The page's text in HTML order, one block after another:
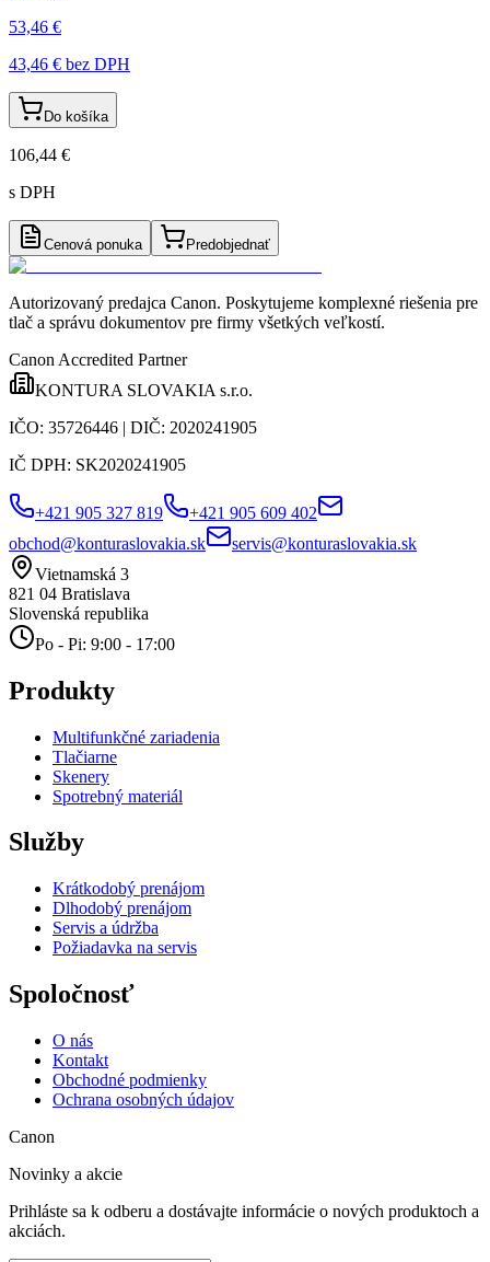
53,46 €
43,46 € bez DPH
Do košíka
106,44 €
s DPH
Cenová ponuka Predobjednať
Autorizovaný predajca Canon. Poskytujeme komplexné riešenia pre
tlač a správu dokumentov pre firmy všetkých veľkostí.
Canon Accredited Partner
KONTURA SLOVAKIA s.r.o.
IČO: 35726446 | DIČ: 2020241905
IČ DPH: SK2020241905
+421 905 327 819
+421 905 609 402
obchod@konturaslovakia.sk
servis@konturaslovakia.sk
Vietnamská 3
821 04 Bratislava
Slovenská republika
Po - Pi: 9:00 - 17:00
Produkty
Multifunkčné zariadenia
Tlačiarne
Skenery
Spotrebný materiál
Služby
Krátkodobý prenájom
Dlhodobý prenájom
Servis a údržba
Požiadavka na servis
Spoločnosť
O nás
Kontakt
Obchodné podmienky
Ochrana osobných údajov
Canon
Novinky a akcie
Prihláste sa k odberu a dostávajte informácie o nových produktoch a
akciách.